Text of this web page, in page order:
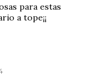
para estas
a tope¡¡